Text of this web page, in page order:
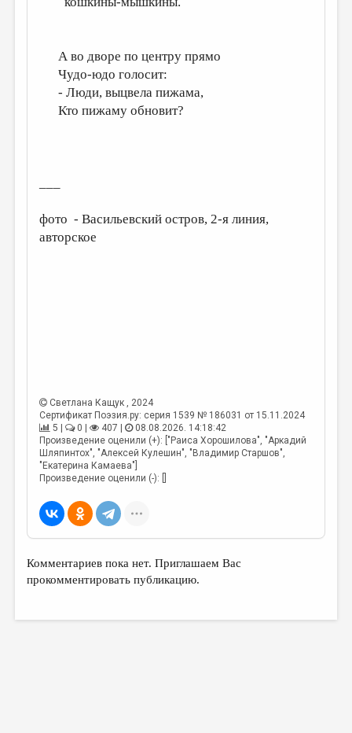
А во дворе по центру прямо
Чудо-юдо голосит:
- Люди, выцвела пижама,
Кто пижаму обновит?
фото - Васильевский остров, 2-я линия,
авторское
Светлана Кащук , 2024
Сертификат Поэзия.ру: серия 1539 № 186031 от 15.11.2024
5 |
0 | 407 |
08.08.2026. 14:18:42
Произведение оценили (+): ["Раиса Хорошилова", "Аркадий
Шляпинтох", "Алексей Кулешин", "Владимир Старшов",
"Екатерина Камаева"]
Произведение оценили (-): []
Комментариев пока нет. Приглашаем Вас
прокомментировать публикацию.